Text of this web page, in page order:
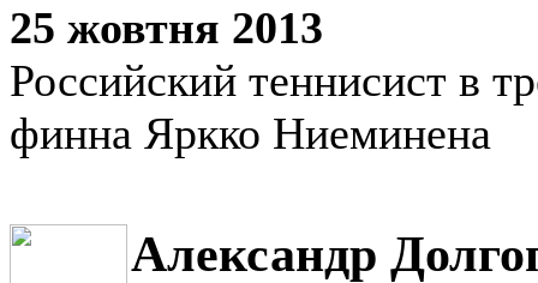
25 жовтня 2013
Российский теннисист в
финна Яркко Ниеминена
Александр